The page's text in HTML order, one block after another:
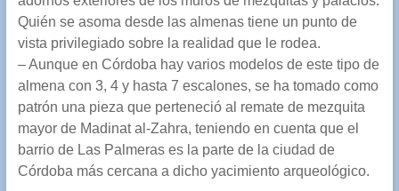
Quién se asoma desde las almenas tiene un punto de
vista privilegiado sobre la realidad que le rodea.
– Aunque en Córdoba hay varios modelos de este tipo de
almena con 3, 4 y hasta 7 escalones, se ha tomado como
patrón una pieza que perteneció al remate de mezquita
mayor de Madinat al-Zahra, teniendo en cuenta que el
barrio de Las Palmeras es la parte de la ciudad de
Córdoba más cercana a dicho yacimiento arqueológico.